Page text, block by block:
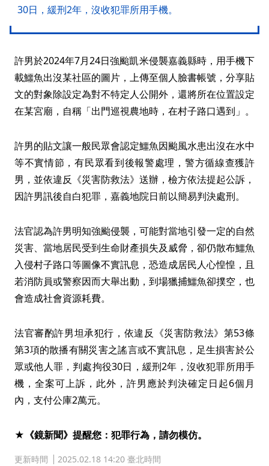
30日，緩刑2年，沒收犯罪所用手機。
許男於2024年7月24日強颱凱米侵襲嘉義縣時，用手機下
載鱷魚出沒某社區的圖片，上傳至個人臉書帳號，分享貼
文的對象除設定為對不特定人公開外，還將所在位置設定
在某宮廟，自稱「出門巡視農地時，在村子路口遇到」。
許男的貼文讓一般民眾會認定鱷魚因颱風水患出沒在水中
等不實情節，有民眾看到後報警處理，警方循線查獲許
男，並依違反《災害防救法》送辦，檢方依法提起公訴，
因許男訊後自白犯罪，嘉義地院日前以簡易判決處刑。
法官認為許男明知強颱侵襲，可能對當地引發一定的自然
災害、當地居民受到生命財產損失及威脅，卻仍散布鱷魚
入侵村子路口等圖像不實訊息，恐造成居民人心惶惶，且
若消防員或警察因而大舉出動，到場獵捕鱷魚卻撲空，也
會造成社會資源耗費。
法官審酌許男坦承犯行，依違反《災害防救法》第53條
第3項的散播有關災害之謠言或不實訊息，足生損害於公
眾或他人罪，判處拘役30日，緩刑2年，沒收犯罪所用手
機，全案可上訴，此外，許男應於判決確定日起6個月
內，支付公庫2萬元。
★《鏡新聞》提醒您：犯罪行為，請勿模仿。
更新時間 2025.02.18 14:20 臺北時間